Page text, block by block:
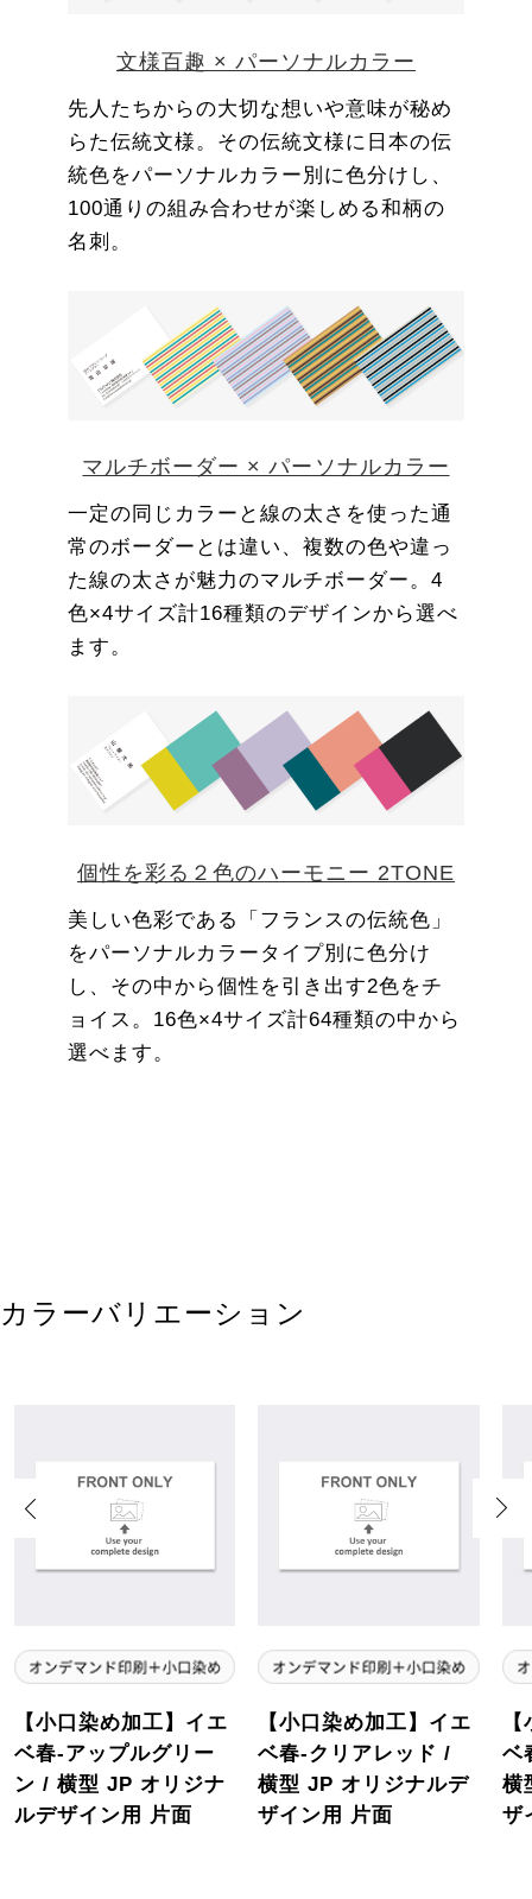
文様百趣 × パーソナルカラー
先人たちからの大切な想いや意味が秘め
らた伝統文様。その伝統文様に日本の伝
統色をパーソナルカラー別に色分けし、
100通りの組み合わせが楽しめる和柄の
名刺。
マルチボーダー × パーソナルカラー
一定の同じカラーと線の太さを使った通
常のボーダーとは違い、複数の色や違っ
た線の太さが魅力のマルチボーダー。4
色×4サイズ計16種類のデザインから選べ
ます。
個性を彩る２色のハーモニー 2TONE
美しい色彩である「フランスの伝統色」
をパーソナルカラータイプ別に色分け
し、その中から個性を引き出す2色をチ
ョイス。16色×4サイズ計64種類の中から
選べます。
カラーバリエーション
【小口染め加工】イエ
ベ春-アップルグリー
ン / 横型 JP オリジナ
ルデザイン用 片面
【小口染め加工】イエ
ベ春-クリアレッド /
横型 JP オリジナルデ
ザイン用 片面
ベ
横
ザ
Previous